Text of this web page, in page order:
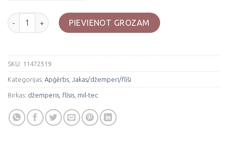
Taktiskais flīsa džemperis ar rāvējslēdzēju, Mil-tec daudzums
PIEVIENOT GROZAM
SKU: 11472519
Kategorijas: Apģērbs Jakas/džemperi/flīši
Birkas: džemperis flīsis mil-tec